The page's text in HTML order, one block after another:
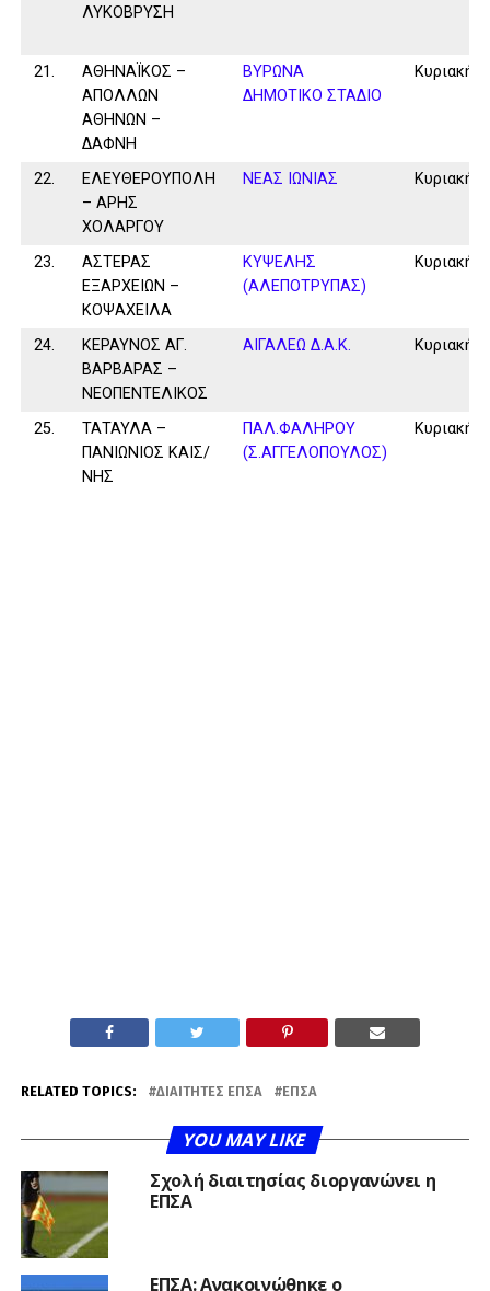
ΛΥΚΟΒΡΥΣΗ
21.
ΑΘΗΝΑΪΚΟΣ –
ΑΠΟΛΛΩΝ
ΑΘΗΝΩΝ –
ΔΑΦΝΗ
ΒΥΡΩΝΑ
ΔΗΜΟΤΙΚΟ ΣΤΑΔΙΟ
Κυριακή
22.
ΕΛΕΥΘΕΡΟΥΠΟΛΗ
– ΑΡΗΣ
ΧΟΛΑΡΓΟΥ
ΝΕΑΣ ΙΩΝΙΑΣ Κυριακή
23.
ΑΣΤΕΡΑΣ
ΕΞΑΡΧΕΙΩΝ –
ΚΟΨΑΧΕΙΛΑ
ΚΥΨΕΛΗΣ
(ΑΛΕΠΟΤΡΥΠΑΣ)
Κυριακή
24.
ΚΕΡΑΥΝΟΣ ΑΓ.
ΒΑΡΒΑΡΑΣ –
ΝΕΟΠΕΝΤΕΛΙΚΟΣ
ΑΙΓΑΛΕΩ Δ.Α.Κ. Κυριακή
25.
ΤΑΤΑΥΛΑ –
ΠΑΝΙΩΝΙΟΣ ΚΑΙΣ/
ΝΗΣ
ΠΑΛ.ΦΑΛΗΡΟΥ
(Σ.ΑΓΓΕΛΟΠΟΥΛΟΣ)
Κυριακή
RELATED TOPICS: ΔΙΑΙΤΗΤΈΣ ΕΠΣΑ ΕΠΣΑ
YOU MAY LIKE
Σχολή διαιτησίας διοργανώνει η
ΕΠΣΑ
ΕΠΣΑ: Ανακοινώθηκε ο